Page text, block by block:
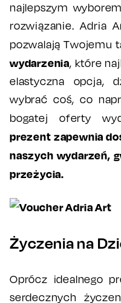
najlepszym
rozwiązanie. Adria
pozwalają Twojemu
wydarzenia, które
elastyczna opcja,
wybrać coś, co
bogatej oferty
prezent zapewnia
naszych wydarzeń,
przeżycia.
Życzenia na
Oprócz idealnego
serdecznych